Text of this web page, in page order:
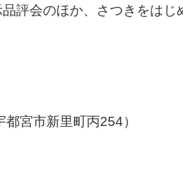
評会のほか、さつきをはじ
宮市新里町丙254）